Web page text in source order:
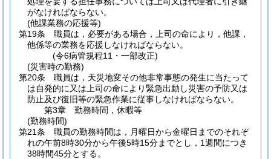
がなければならない。
(他課業務の応援等)
第19条
職員は，必要がある場合，上司の命により，他課，
他係等の業務を応援しなければならない。
(令6病管規程11・一部改正)
(災害時の勤務)
第20条
職員は，天災地変その他非常事態の発生に当たって
は自発的に又は上司の命により緊急出動し災害の予防又は
防止及び復旧等の緊急作業に従事しなければならない。
第3章
勤務時間，休暇等
(勤務時間)
第21条
職員の勤務時間は，月曜日から金曜日までのそれぞ
れの午前8時30分から午後5時15分までとし，1週間につき
38時間45分とする。